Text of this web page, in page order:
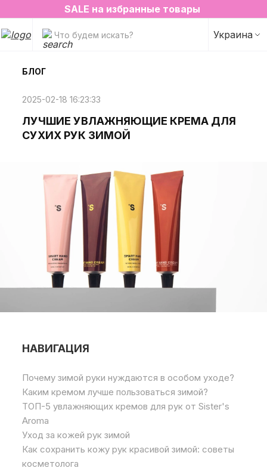
2=3 на любимые ароматы для дома✨
SALE на избранные товары
Что будем искать? Украина
БЛОГ
2025-02-18 16:23:33
ЛУЧШИЕ УВЛАЖНЯЮЩИЕ КРЕМА ДЛЯ
СУХИХ РУК ЗИМОЙ
НАВИГАЦИЯ
Почему зимой руки нуждаются в особом уходе?
Каким кремом лучше пользоваться зимой?
ТОП-5 увлажняющих кремов для рук от Sister's
Aroma
Уход за кожей рук зимой
Как сохранить кожу рук красивой зимой: советы
косметолога